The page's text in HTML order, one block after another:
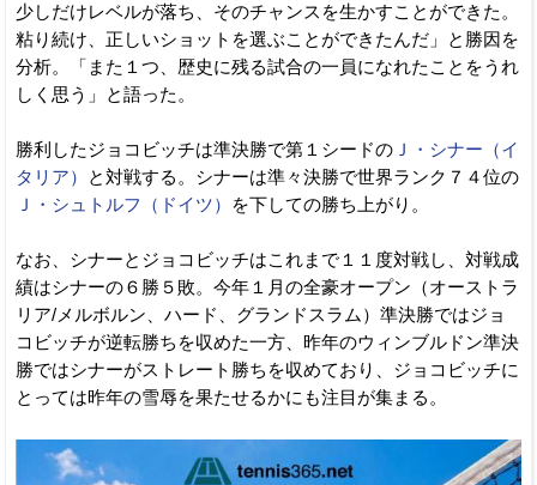
少しだけレベルが落ち、そのチャンスを生かすことができた。
粘り続け、正しいショットを選ぶことができたんだ」と勝因を
分析。「また１つ、歴史に残る試合の一員になれたことをうれ
しく思う」と語った。
勝利したジョコビッチは準決勝で第１シードの Ｊ・シナー（イ
タリア）
と対戦する。シナーは準々決勝で世界ランク７４位の
Ｊ・シュトルフ（ドイツ）
を下しての勝ち上がり。
なお、シナーとジョコビッチはこれまで１１度対戦し、対戦成
績はシナーの６勝５敗。今年１月の全豪オープン（オーストラ
リア/メルボルン、ハード、グランドスラム）準決勝ではジョ
コビッチが逆転勝ちを収めた一方、昨年のウィンブルドン準決
勝ではシナーがストレート勝ちを収めており、ジョコビッチに
とっては昨年の雪辱を果たせるかにも注目が集まる。